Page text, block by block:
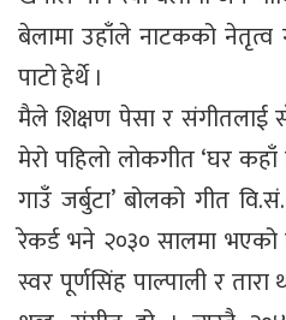
बेलामा उहाँले नाटकको नेतृत्व
पाटो हेर्थे ।
मैले शिक्षण पेसा र संगीतलाई
मेरो पहिलो लोकगीत ‘घर
गाउँ जर्बुटा’ बोलको गीत
रेकर्ड भने २०३० सालमा भएको
स्वर पूर्णसिंह पाल्पाली र